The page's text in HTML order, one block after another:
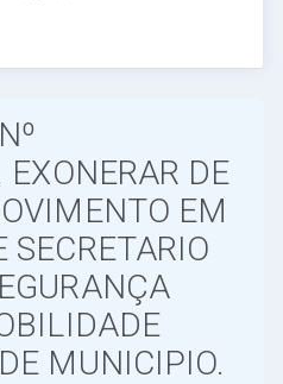
DE
EM
SECRETARIO
MUNICIPIO.